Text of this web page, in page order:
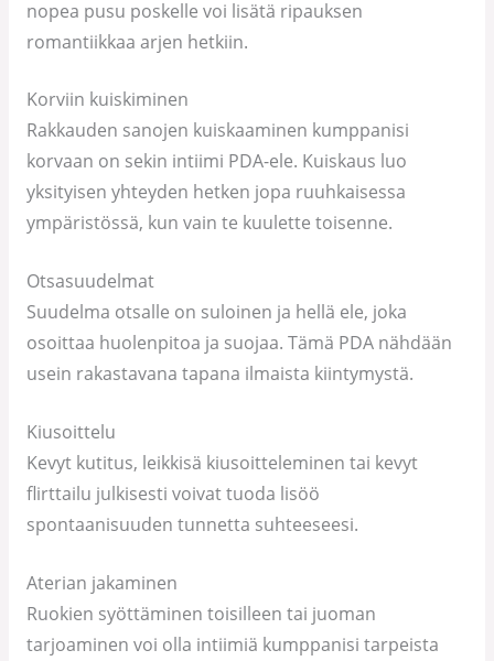
nopea pusu poskelle voi lisätä ripauksen
romantiikkaa arjen hetkiin.
Korviin kuiskiminen
Rakkauden sanojen kuiskaaminen kumppanisi
korvaan on sekin intiimi PDA-ele. Kuiskaus luo
yksityisen yhteyden hetken jopa ruuhkaisessa
ympäristössä, kun vain te kuulette toisenne.
Otsasuudelmat
Suudelma otsalle on suloinen ja hellä ele, joka
osoittaa huolenpitoa ja suojaa. Tämä PDA nähdään
usein rakastavana tapana ilmaista kiintymystä.
Kiusoittelu
Kevyt kutitus, leikkisä kiusoitteleminen tai kevyt
flirttailu julkisesti voivat tuoda lisöö
spontaanisuuden tunnetta suhteeseesi.
Aterian jakaminen
Ruokien syöttäminen toisilleen tai juoman
tarjoaminen voi olla intiimiä kumppanisi tarpeista